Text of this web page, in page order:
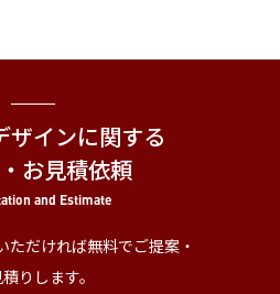
ザインに関する
お見積依頼
and Estimate
ただければ無料でご提案・
りします。